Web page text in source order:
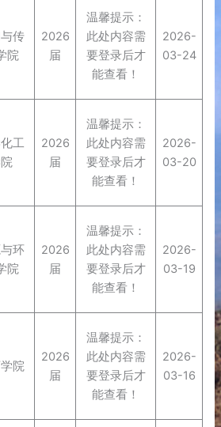
传
院
2026
届
温馨提示：
此处内容需
要登录后才
能查看！
2026-
03-24
工
2026
届
温馨提示：
此处内容需
要登录后才
能查看！
2026-
03-20
环
院
2026
届
温馨提示：
此处内容需
要登录后才
能查看！
2026-
03-19
院
2026
届
温馨提示：
此处内容需
要登录后才
能查看！
2026-
03-16